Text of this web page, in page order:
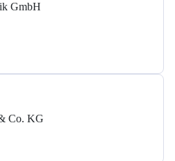
GmbH
Co. KG